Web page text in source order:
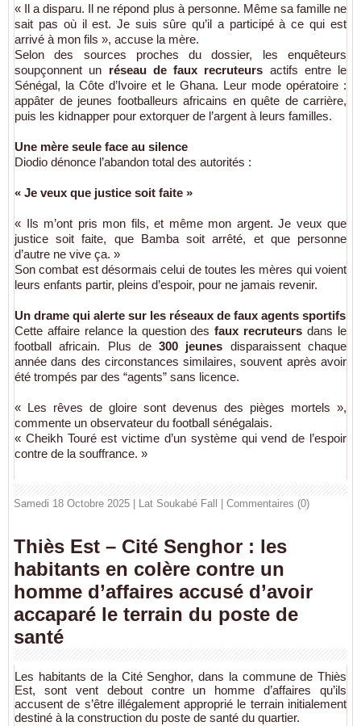
« Il a disparu. Il ne répond plus à personne. Même sa famille ne
sait pas où il est. Je suis sûre qu’il a participé à ce qui est
arrivé à mon fils », accuse la mère.
Selon des sources proches du dossier, les enquêteurs
soupçonnent un réseau de faux recruteurs actifs entre le
Sénégal, la Côte d’Ivoire et le Ghana. Leur mode opératoire :
appâter de jeunes footballeurs africains en quête de carrière,
puis les kidnapper pour extorquer de l’argent à leurs familles.
Une mère seule face au silence
Diodio dénonce l’abandon total des autorités :
« Je veux que justice soit faite »
« Ils m’ont pris mon fils, et même mon argent. Je veux que
justice soit faite, que Bamba soit arrêté, et que personne
d’autre ne vive ça. »
Son combat est désormais celui de toutes les mères qui voient
leurs enfants partir, pleins d’espoir, pour ne jamais revenir.
Un drame qui alerte sur les réseaux de faux agents sportifs
Cette affaire relance la question desfaux recruteurs dans le
football africain. Plus de300 jeunes disparaissent chaque
année dans des circonstances similaires, souvent après avoir
été trompés par des “agents” sans licence.
« Les rêves de gloire sont devenus des pièges mortels »,
commente un observateur du football sénégalais.
« Cheikh Touré est victime d’un système qui vend de l’espoir
contre de la souffrance. »
Samedi 18 Octobre 2025 | Lat Soukabé Fall | Commentaires (0)
Thiès Est – Cité Senghor : les
habitants en colère contre un
homme d’affaires accusé d’avoir
accaparé le terrain du poste de
santé
Les habitants de la Cité Senghor, dans la commune de Thiès
Est, sont vent debout contre un homme d’affaires qu’ils
accusent de s’être illégalement approprié le terrain initialement
destiné à la construction du poste de santé du quartier.